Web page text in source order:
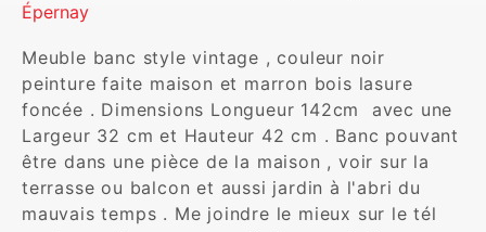
Épernay
Meuble banc style vintage , couleur noir
peinture faite maison et marron bois lasure
foncée . Dimensions Longueur 142cm  avec une
Largeur 32 cm et Hauteur 42 cm . Banc pouvant
être dans une pièce de la maison , voir sur la
terrasse ou balcon et aussi jardin à l'abri du
mauvais temps . Me joindre le mieux sur le tél